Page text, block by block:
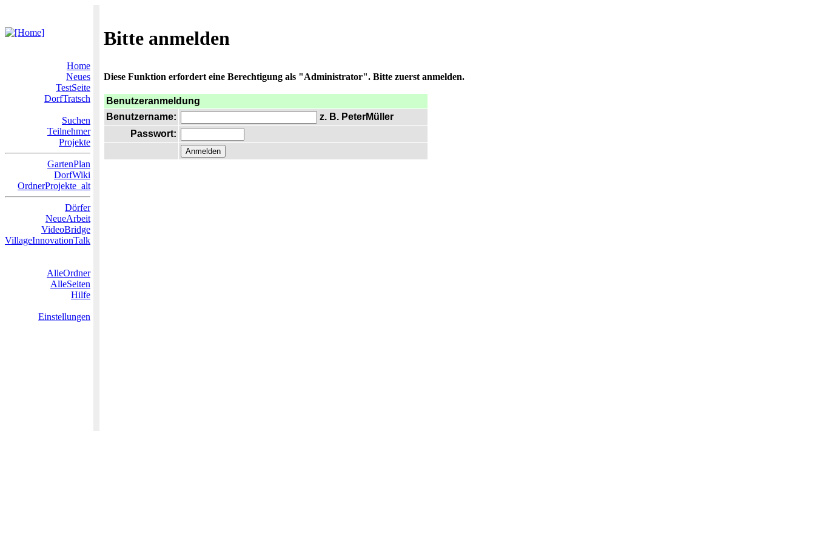
Bitte anmelden
Home
Neues
TestSeite
DorfTratsch
Suchen
Teilnehmer
Projekte
GartenPlan
DorfWiki
OrdnerProjekte_alt
Dörfer
NeueArbeit
VideoBridge
VillageInnovationTalk
AlleOrdner
AlleSeiten
Hilfe
Einstellungen
Diese Funktion erfordert eine Berechtigung als "Administrator". Bitte zuerst anmelden.
Benutzeranmeldung
Benutzername:
z. B. PeterMüller
Passwort: